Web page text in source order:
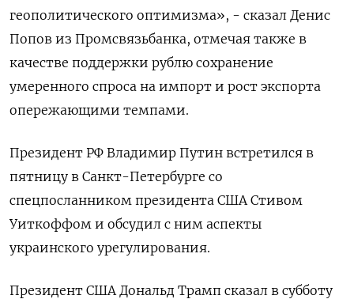
геополитического оптимизма», - сказал Денис
Попов из Промсвязьбанка, отмечая также в
качестве поддержки рублю сохранение
умеренного спроса на импорт и рост экспорта
опережающими темпами.
Президент РФ Владимир Путин встретился в
пятницу в Санкт-Петербурге со
спецпосланником президента США Стивом
Уиткоффом и обсудил с ним аспекты
украинского урегулирования.
Президент США Дональд Трамп сказал в субботу